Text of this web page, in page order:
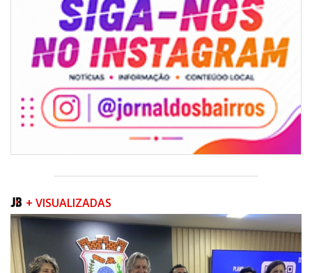
08/08/2026 | 07:00
Teatro Bruno Nitz terá concerto “Rock ao Piano” neste sábado
+ VISUALIZADAS